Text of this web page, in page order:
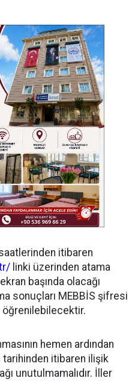
itibaren
linki üzerinden atama
başında olacağı
sonuçları MEBBİS şifresi
hemen ardından
itibaren ilişik
unutulmamalıdır. İller